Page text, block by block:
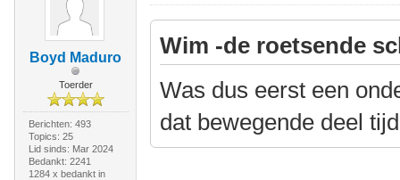
Boyd Maduro
Toerder
Berichten: 493
Topics: 25
Lid sinds: Mar 2024
Bedankt: 2241
1284 x bedankt in
Wim -de roetsende
Was dus eerst een
dat bewegende deel